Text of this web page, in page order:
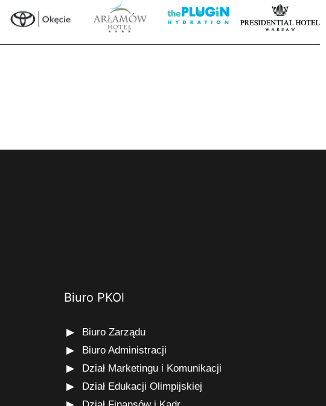
Biuro PKOl
Biuro Zarządu
Biuro Administracji
Dział Marketingu i Komunikacji
Dział Edukacji Olimpijskiej